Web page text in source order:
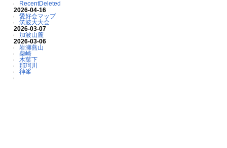
RecentDeleted
2026-04-16
愛好会マップ
筑波大大会
2026-03-07
加波山麓
2026-03-06
岩瀬燕山
柴崎
木葉下
那珂川
神峯